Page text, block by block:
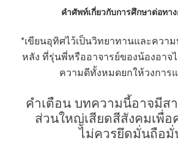
คำศัพท์เกี่ยวกับการศึกษาต่อทา
*เขียนอุทิศไว้เป็นวิทยาทานและควา
หลัง ที่รุ่นพี่หรืออาจารย์ของน้องอาจ
ความดีทั้งหมดยกให้วงการ
คำเตือน บทความนี้อาจมีส
ส่วนใหญ่เสียดสีสังคมเพื่อ
ไม่ควรยึดมั่นถือ